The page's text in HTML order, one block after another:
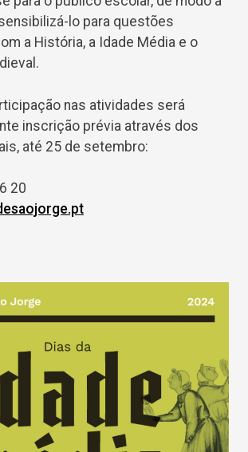
lo para questões
a História, a Idade Média e o
nas atividades será
inscrição prévia através dos
até 25 de setembro:
20